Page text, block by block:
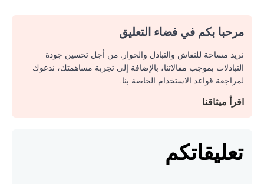
مرحبا بكم في فضاء التعليق
نريد مساحة للنقاش والتبادل والحوار. من أجل تحسين جودة
التبادلات بموجب مقالاتنا، بالإضافة إلى تجربة مساهمتك، ندعوك
لمراجعة قواعد الاستخدام الخاصة بنا.
اقرأ ميثاقنا
تعليقاتكم